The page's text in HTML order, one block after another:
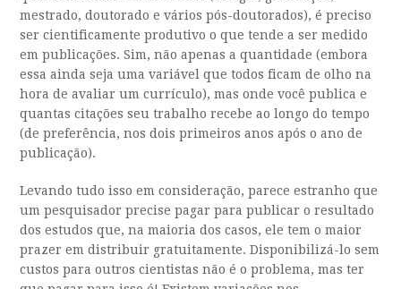
mestrado, doutorado e vários pós-doutorados), é preciso
ser cientificamente produtivo o que tende a ser medido
em publicações. Sim, não apenas a quantidade (embora
essa ainda seja uma variável que todos ficam de olho na
hora de avaliar um currículo), mas onde você publica e
quantas citações seu trabalho recebe ao longo do tempo
(de preferência, nos dois primeiros anos após o ano de
publicação).
Levando tudo isso em consideração, parece estranho que
um pesquisador precise pagar para publicar o resultado
dos estudos que, na maioria dos casos, ele tem o maior
prazer em distribuir gratuitamente. Disponibilizá-lo sem
custos para outros cientistas não é o problema, mas ter